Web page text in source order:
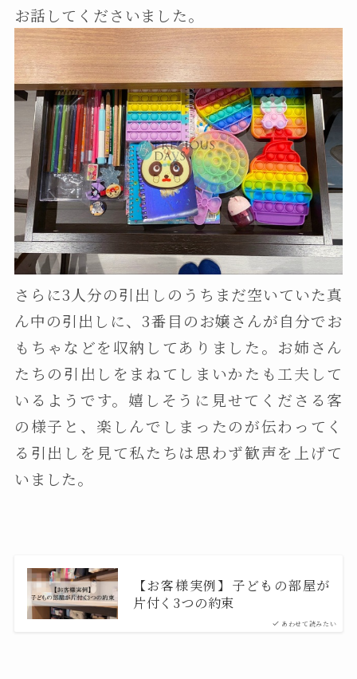
お話してくださいました。
さらに3人分の引出しのうちまだ空いていた真
ん中の引出しに、3番目のお嬢さんが自分でお
もちゃなどを収納してありました。お姉さん
たちの引出しをまねてしまいかたも工夫して
いるようです。嬉しそうに見せてくださる客
の様子と、楽しんでしまったのが伝わってく
る引出しを見て私たちは思わず歓声を上げて
いました。
あわせて読みたい
【お客様実例】子どもの部屋が
片付く3つの約束